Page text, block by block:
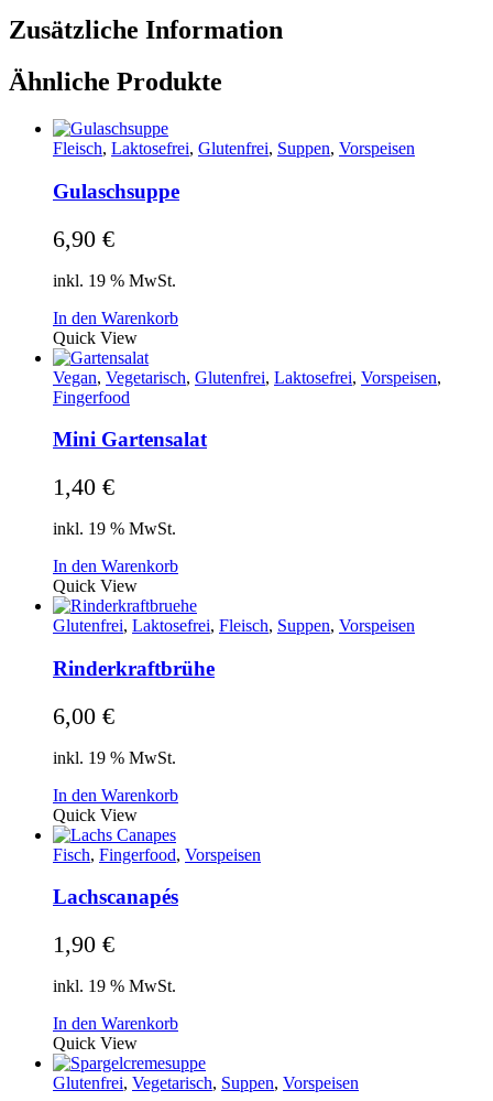
Zusätzliche Information
Ähnliche Produkte
Fleisch, Laktosefrei, Glutenfrei, Suppen, Vorspeisen
Gulaschsuppe
6,90 €
inkl. 19 % MwSt.
In den Warenkorb
Quick View
Vegan, Vegetarisch, Glutenfrei, Laktosefrei, Vorspeisen,
Fingerfood
Mini Gartensalat
1,40 €
inkl. 19 % MwSt.
In den Warenkorb
Quick View
Glutenfrei, Laktosefrei, Fleisch, Suppen, Vorspeisen
Rinderkraftbrühe
6,00 €
inkl. 19 % MwSt.
In den Warenkorb
Quick View
Fisch, Fingerfood, Vorspeisen
Lachscanapés
1,90 €
inkl. 19 % MwSt.
In den Warenkorb
Quick View
Glutenfrei, Vegetarisch, Suppen, Vorspeisen